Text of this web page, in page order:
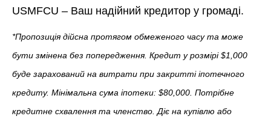
USMFCU – Ваш надійний кредитор у громаді.
*Пропозиція дійсна протягом обмеженого часу та може
бути змінена без попередження. Кредит у розмірі $1,000
буде зарахований на витрати при закритті іпотечного
кредиту. Мінімальна сума іпотеки: $80,000. Потрібне
кредитне схвалення та членство. Діє на купівлю або